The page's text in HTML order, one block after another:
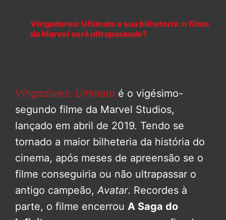
Vingadores: Ultimato e sua bilheteria: o filme
da Marvel será ultrapassado?
Vingadores: Ultimato é o vigésimo-
segundo filme da Marvel Studios,
lançado em abril de 2019. Tendo se
tornado a maior bilheteria da história do
cinema, após meses de apreensão se o
filme conseguiria ou não ultrapassar o
antigo campeão,Avatar. Recordes à
parte, o filme encerrou A Saga do